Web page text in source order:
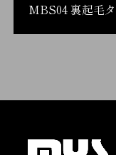
MBS04 裏起毛